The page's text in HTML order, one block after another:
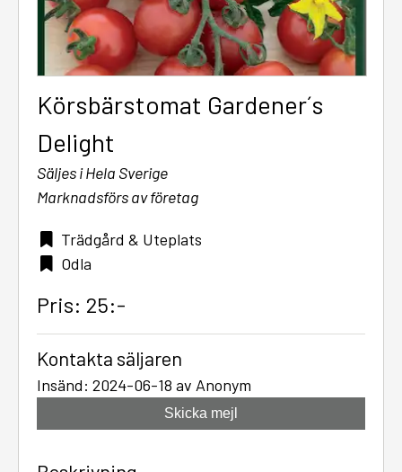
Körsbärstomat Gardener´s
Delight
Säljes i Hela Sverige
Marknadsförs av företag
Trädgård & Uteplats
Odla
Pris: 25:-
Kontakta säljaren
Insänd: 2024-06-18 av Anonym
Skicka mejl